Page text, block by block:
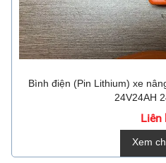
Bình điện (Pin Lithium) xe
24V24AH
Liên
Xem